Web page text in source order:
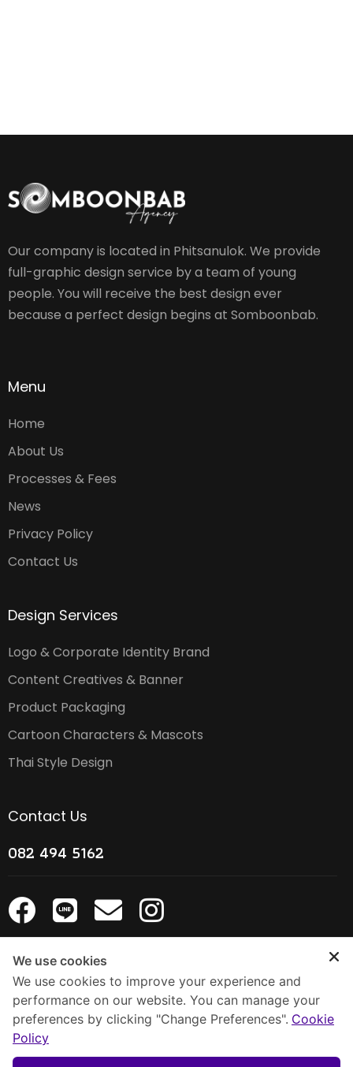
Our company is located in Phitsanulok. We provide
full-graphic design service by a team of young
people. You will receive the best design ever
because a perfect design begins at Somboonbab.
Menu
Home
About Us
Processes & Fees
News
Privacy Policy
Contact Us
Design Services
Logo & Corporate Identity Brand
Content Creatives & Banner
Product Packaging
Cartoon Characters & Mascots
Thai Style Design
Contact Us
082 494 5162
Line Official
We use cookies
We use cookies to improve your experience and
performance on our website. You can manage your
preferences by clicking "Change Preferences". Cookie
Policy